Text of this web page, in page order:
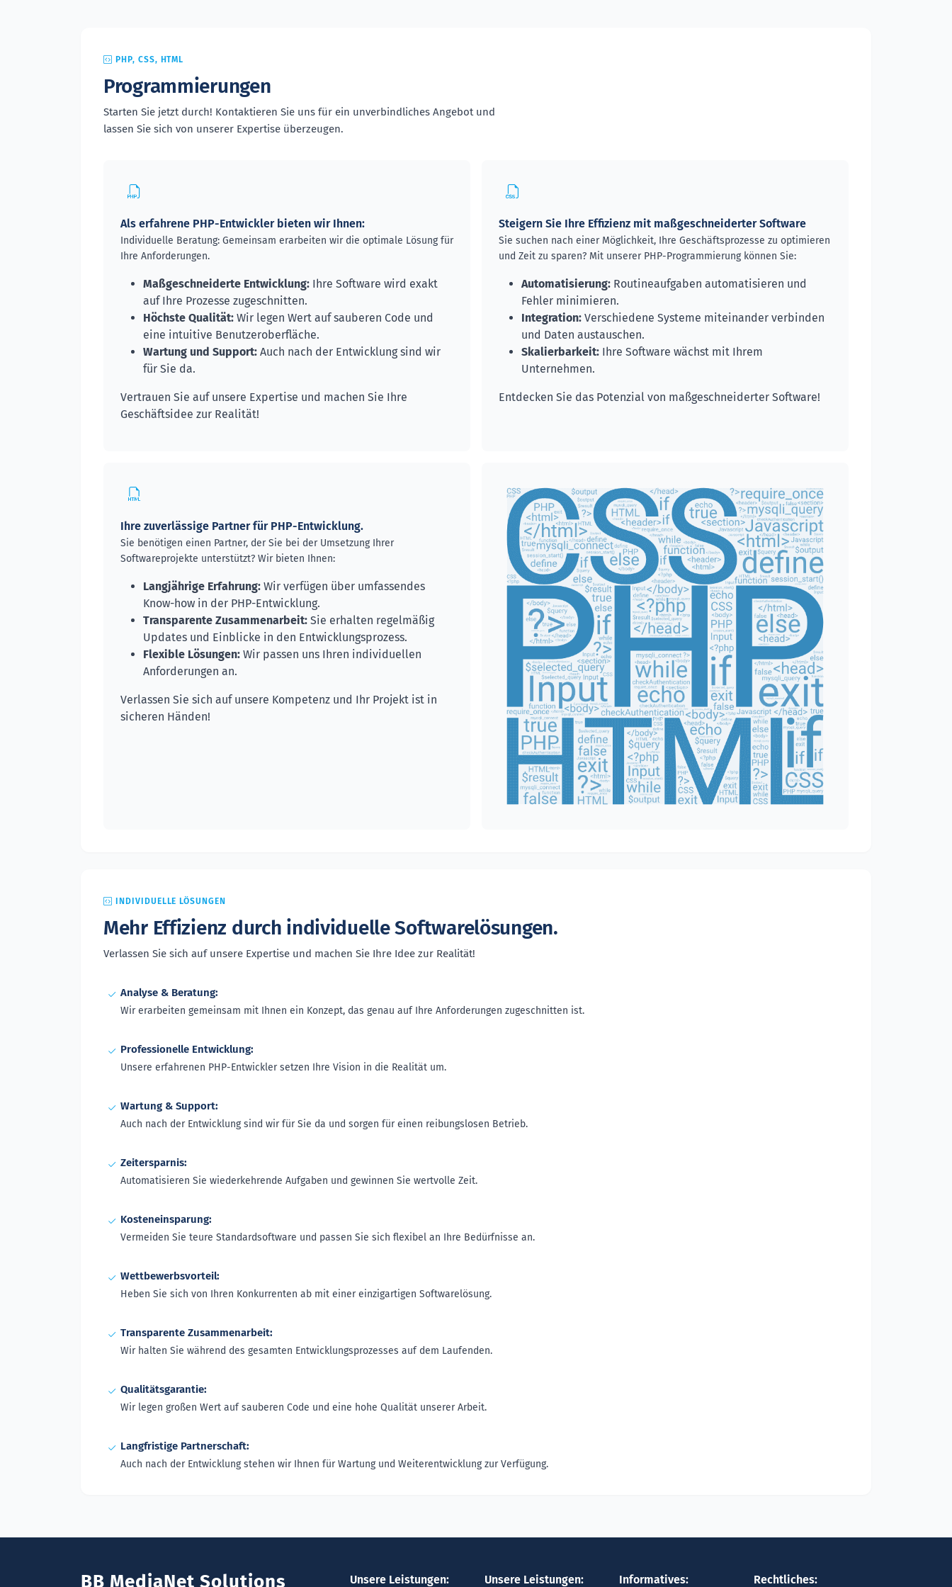
PHP, CSS, HTML
Programmierungen
Starten Sie jetzt durch! Kontaktieren Sie uns für ein unverbindliches Angebot und
lassen Sie sich von unserer Expertise überzeugen.
Als erfahrene PHP-Entwickler bieten wir Ihnen:
Individuelle Beratung: Gemeinsam erarbeiten wir die optimale Lösung für
Ihre Anforderungen.
Maßgeschneiderte Entwicklung: Ihre Software wird exakt
auf Ihre Prozesse zugeschnitten.
Höchste Qualität: Wir legen Wert auf sauberen Code und
eine intuitive Benutzeroberfläche.
Wartung und Support: Auch nach der Entwicklung sind wir
für Sie da.
Vertrauen Sie auf unsere Expertise und machen Sie Ihre
Geschäftsidee zur Realität!
Steigern Sie Ihre Effizienz mit maßgeschneiderter Software
Sie suchen nach einer Möglichkeit, Ihre Geschäftsprozesse zu optimieren
und Zeit zu sparen? Mit unserer PHP-Programmierung können Sie:
Automatisierung: Routineaufgaben automatisieren und
Fehler minimieren.
Integration: Verschiedene Systeme miteinander verbinden
und Daten austauschen.
Skalierbarkeit: Ihre Software wächst mit Ihrem
Unternehmen.
Entdecken Sie das Potenzial von maßgeschneiderter Software!
Ihre zuverlässige Partner für PHP-Entwicklung.
Sie benötigen einen Partner, der Sie bei der Umsetzung Ihrer
Softwareprojekte unterstützt? Wir bieten Ihnen:
Langjährige Erfahrung: Wir verfügen über umfassendes
Know-how in der PHP-Entwicklung.
Transparente Zusammenarbeit: Sie erhalten regelmäßig
Updates und Einblicke in den Entwicklungsprozess.
Flexible Lösungen: Wir passen uns Ihren individuellen
Anforderungen an.
Verlassen Sie sich auf unsere Kompetenz und Ihr Projekt ist in
sicheren Händen!
INDIVIDUELLE LÖSUNGEN
Mehr Effizienz durch individuelle Softwarelösungen.
Verlassen Sie sich auf unsere Expertise und machen Sie Ihre Idee zur Realität!
Analyse & Beratung:
Wir erarbeiten gemeinsam mit Ihnen ein Konzept, das genau auf Ihre Anforderungen zugeschnitten ist.
Professionelle Entwicklung:
Unsere erfahrenen PHP-Entwickler setzen Ihre Vision in die Realität um.
Wartung & Support:
Auch nach der Entwicklung sind wir für Sie da und sorgen für einen reibungslosen Betrieb.
Zeitersparnis:
Automatisieren Sie wiederkehrende Aufgaben und gewinnen Sie wertvolle Zeit.
Kosteneinsparung:
Vermeiden Sie teure Standardsoftware und passen Sie sich flexibel an Ihre Bedürfnisse an.
Wettbewerbsvorteil:
Heben Sie sich von Ihren Konkurrenten ab mit einer einzigartigen Softwarelösung.
Transparente Zusammenarbeit:
Wir halten Sie während des gesamten Entwicklungsprozesses auf dem Laufenden.
Qualitätsgarantie:
Wir legen großen Wert auf sauberen Code und eine hohe Qualität unserer Arbeit.
Langfristige Partnerschaft:
Auch nach der Entwicklung stehen wir Ihnen für Wartung und Weiterentwicklung zur Verfügung.
BB MediaNet Solutions Unsere Leistungen: Unsere Leistungen: Informatives: Rechtliches: